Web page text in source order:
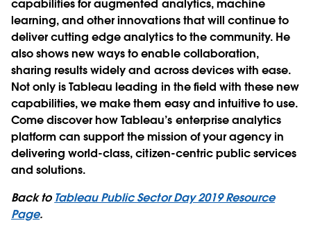
capabilities for augmented analytics, machine
learning, and other innovations that will continue to
deliver cutting edge analytics to the community. He
also shows new ways to enable collaboration,
sharing results widely and across devices with ease.
Not only is Tableau leading in the field with these new
capabilities, we make them easy and intuitive to use.
Come discover how Tableau’s enterprise analytics
platform can support the mission of your agency in
delivering world-class, citizen-centric public services
and solutions.
Back to Tableau Public Sector Day 2019 Resource
Page.